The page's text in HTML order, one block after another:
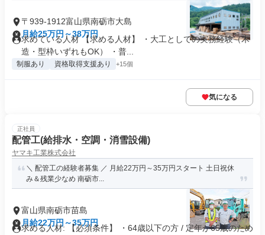
〒939-1912富山県南砺市大島
月給25万円～38万円
求めている人材 【求める人材】 ・大工としての実務経験（木
造・型枠いずれもOK） ・普...
制服あり 資格取得支援あり +15個
気になる
正社員
配管工(給排水・空調・消雪設備)
ヤマキ工業株式会社
＼ 配管工の経験者募集 ／ 月給22万円～35万円スタート 土日祝休
み＆残業少なめ 南砺市...
富山県南砺市苗島
月給22万円～35万円
求める人材: 【必須条件】 ・64歳以下の方 / 定年が65歳のため